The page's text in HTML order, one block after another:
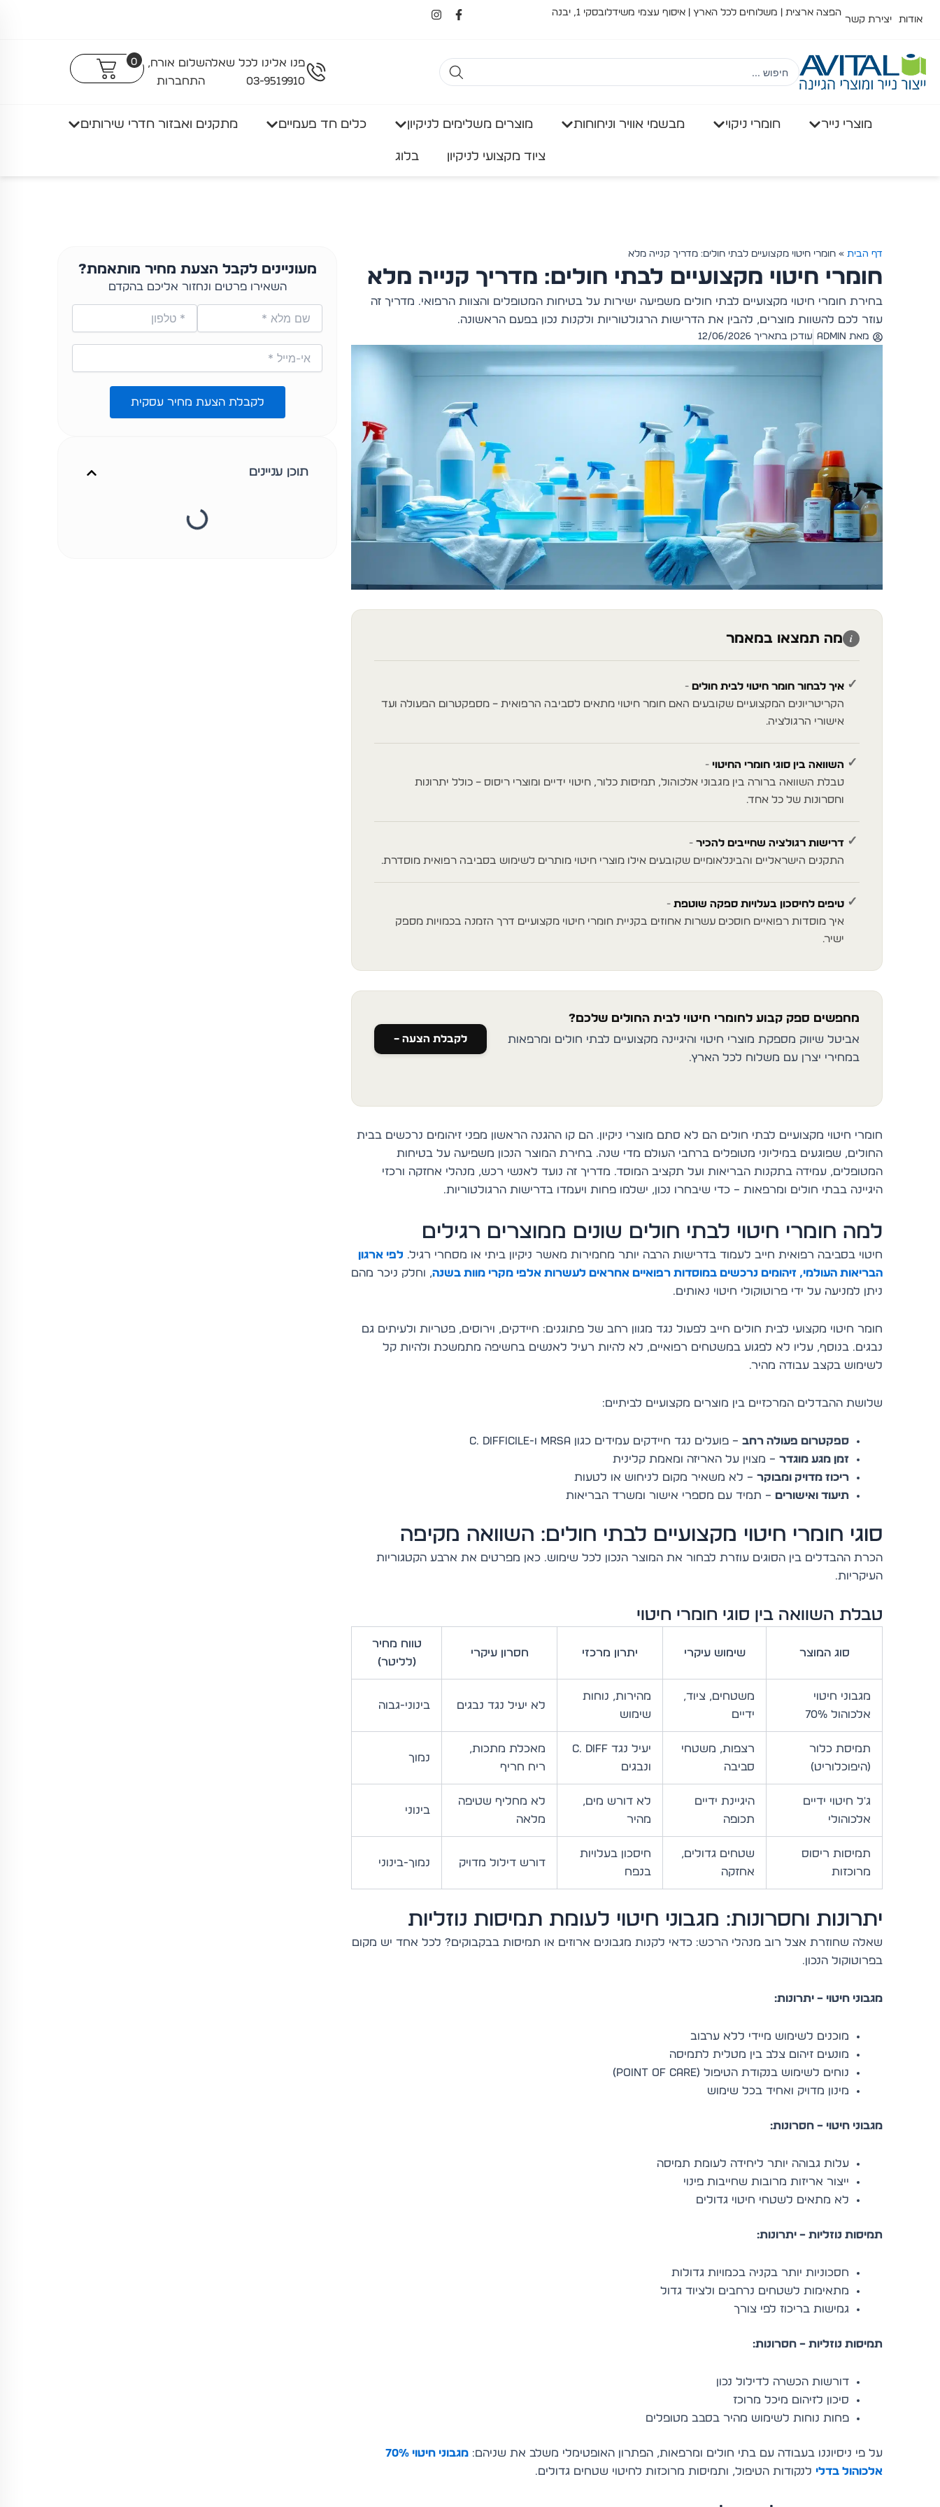
אודות יצירת קשר
הפצה ארצית | משלוחים לכל הארץ | איסוף עצמי משידלובסקי 1, יבנה
F
a
o
o
k
I
n
Search
...
0
שלום אורח,
התחברות
פנו אלינו לכל שאלה
03-9519910
מוצרי נייר חומרי ניקוי מבשמי אוויר וניחוחות מוצרים משלימים לניקיון כלים חד פעמיים מתקנים ואבזור חדרי שירותים
ציוד מקצועי לניקיון בלוג
דף הבית » חומרי חיטוי מקצועיים לבתי חולים: מדריך קנייה מלא
חומרי חיטוי מקצועיים לבתי חולים: מדריך קנייה מלא
בחירת חומרי חיטוי מקצועיים לבתי חולים משפיעה ישירות על בטיחות המטופלים והצוות הרפואי. מדריך זה
עוזר לכם להשוות מוצרים, להבין את הדרישות הרגולטוריות ולקנות נכון בפעם הראשונה.
מאת admin עודכן בתאריך 12/06/2026
מה תמצאו במאמר
✓ איך לבחור חומר חיטוי לבית חולים
הקריטריונים המקצועיים שקובעים האם חומר חיטוי מתאים לסביבה הרפואית – מספקטרום הפעולה ועד
אישורי הרגולציה.
✓ השוואה בין סוגי חומרי החיטוי
טבלת השוואה ברורה בין מגבוני אלכוהול, תמיסות כלור, חיטוי ידיים ומוצרי ריסוס – כולל יתרונות
וחסרונות של כל אחד.
✓ דרישות רגולציה שחייבים להכיר
התקנים הישראליים והבינלאומיים שקובעים אילו מוצרי חיטוי מותרים לשימוש בסביבה רפואית מוסדרת.
✓ טיפים לחיסכון בעלויות ספקה שוטפת
איך מוסדות רפואיים חוסכים עשרות אחוזים בקניית חומרי חיטוי מקצועיים דרך הזמנה בכמויות מספק
ישיר.
מחפשים ספק קבוע לחומרי חיטוי לבית החולים שלכם?
אביטל שיווק מספקת מוצרי חיטוי והיגיינה מקצועיים לבתי חולים ומרפאות
במחירי יצרן עם משלוח לכל הארץ.
לקבלת הצעה –
חומרי חיטוי מקצועיים לבתי חולים הם לא סתם מוצרי ניקיון. הם קו ההגנה הראשון מפני זיהומים נרכשים בבית
החולים, שפוגעים במיליוני מטופלים ברחבי העולם מדי שנה. בחירת המוצר הנכון משפיעה על בטיחות
המטופלים, עמידה בתקנות הבריאות ועל תקציב המוסד. מדריך זה נועד לאנשי רכש, מנהלי אחזקה ורכזי
היגיינה בבתי חולים ומרפאות – כדי שיבחרו נכון, ישלמו פחות ויעמדו בדרישות הרגולטוריות.
למה חומרי חיטוי לבתי חולים שונים ממוצרים רגילים
חיטוי בסביבה רפואית חייב לעמוד בדרישות הרבה יותר מחמירות מאשר ניקיון ביתי או מסחרי רגיל. לפי ארגון
הבריאות העולמי, זיהומים נרכשים במוסדות רפואיים אחראים לעשרות אלפי מקרי מוות בשנה, וחלק ניכר מהם
ניתן למניעה על ידי פרוטוקולי חיטוי נאותים.
חומר חיטוי מקצועי לבית חולים חייב לפעול נגד מגוון רחב של פתוגנים: חיידקים, וירוסים, פטריות ולעיתים גם
נבגים. בנוסף, עליו לא לפגוע במשטחים רפואיים, לא להיות רעיל לאנשים בחשיפה מתמשכת ולהיות קל
לשימוש בקצב עבודה מהיר.
שלושת ההבדלים המרכזיים בין מוצרים מקצועיים לביתיים:
ספקטרום פעולה רחב – פועלים נגד חיידקים עמידים כגון MRSA ו-C. difficile
זמן מגע מוגדר – מצוין על האריזה ומאמת קלינית
ריכוז מדויק ומבוקר – לא משאיר מקום לניחוש או לטעות
תיעוד ואישורים – תמיד עם מספרי אישור ומשרד הבריאות
סוגי חומרי חיטוי מקצועיים לבתי חולים: השוואה מקיפה
הכרת ההבדלים בין הסוגים עוזרת לבחור את המוצר הנכון לכל שימוש. כאן מפרטים את ארבע הקטגוריות
העיקריות.
טבלת השוואה בין סוגי חומרי חיטוי
סוג המוצר שימוש עיקרי יתרון מרכזי חסרון עיקרי
טווח מחיר
(לליטר)
מגבוני חיטוי
אלכוהול 70%
משטחים, ציוד,
ידיים
מהירות, נוחות
שימוש
לא יעיל נגד נבגים בינוני-גבוה
תמיסת כלור
(היפוכלוריט)
רצפות, משטחי
סביבה
יעיל נגד C. diff
ונבגים
מאכלת מתכות,
ריח חריף
נמוך
ג'ל חיטוי ידיים
אלכוהולי
היגיינת ידיים
תכופה
לא דורש מים,
מהיר
לא מחליף שטיפה
מלאה
בינוני
תמיסות ריסוס
מרוכזות
שטחים גדולים,
אחזקה
חיסכון בעלויות
בנפח
דורש דילול מדויק נמוך-בינוני
יתרונות וחסרונות: מגבוני חיטוי לעומת תמיסות נוזליות
שאלה שחוזרת אצל רוב מנהלי הרכש: כדאי לקנות מגבונים ארוזים או תמיסות בבקבוקים? לכל אחד יש מקום
בפרוטוקול הנכון.
מגבוני חיטוי – יתרונות:
מוכנים לשימוש מיידי ללא ערבוב
מונעים זיהום צלב בין מטלית לתמיסה
נוחים לשימוש בנקודת הטיפול (Point of Care)
מינון מדויק ואחיד בכל שימוש
מגבוני חיטוי – חסרונות:
עלות גבוהה יותר ליחידה לעומת תמיסה
ייצור אריזות מרובות שחייבות פינוי
לא מתאים לשטחי חיטוי גדולים
תמיסות נוזליות – יתרונות:
חסכוניות יותר בקניה בכמויות גדולות
מתאימות לשטחים נרחבים ולציוד גדול
גמישות בריכוז לפי צורך
תמיסות נוזליות – חסרונות:
דורשות הכשרה לדילול נכון
סיכון לזיהום מיכל מרוכז
פחות נוחות לשימוש מהיר בסבב מטופלים
על פי ניסיוננו בעבודה עם בתי חולים ומרפאות, הפתרון האופטימלי משלב את שניהם:
מגבוני חיטוי 70%
אלכוהול בדלי לנקודות הטיפול, ותמיסות מרוכזות לחיטוי שטחים גדולים.
מעוניינים לקבל הצעת מחיר מותאמת?
השאירו פרטים ונחזור אליכם בהקדם
לקבלת הצעת מחיר עסקית
תוכן עניינים